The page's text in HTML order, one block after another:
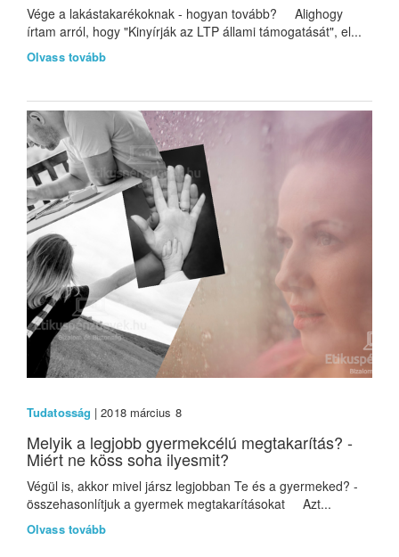
Vége a lakástakarékoknak - hogyan tovább? Alighogy
írtam arról, hogy "Kinyírják az LTP állami támogatását", el...
Olvass tovább
Tudatosság | 2018 március 8
Melyik a legjobb gyermekcélú megtakarítás? -
Miért ne köss soha ilyesmit?
Végül is, akkor mivel jársz legjobban Te és a gyermeked? -
összehasonlítjuk a gyermek megtakarításokat Azt...
Olvass tovább